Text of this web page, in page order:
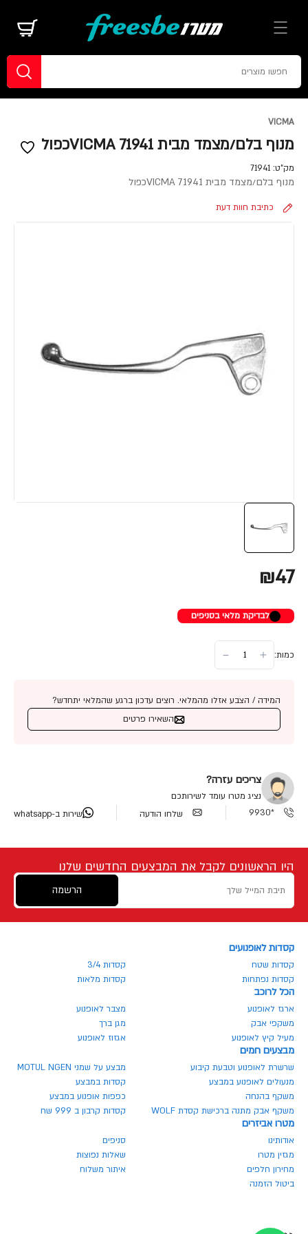
VICMA
מנוף בלם/מצמד מבית VICMA 71941כפול
מק"ט: 71941
מנוף בלם/מצמד מבית VICMA 71941כפול
כתיבת חוות דעת
₪47
לבדיקת מלאי בסניפים
כמות:
המידה / הצבע אזלו מהמלאי. רוצים עדכון ברגע שהמלאי יתחדש?
השאירו פרטים
צריכים עזרה?
נציג מטרו עומד לשירותכם
*9930
שלחו הודעה שירות ב-whatsapp
היו הראשונים לקבל את המבצעים החדשים שלנו
הרשמה
קסדות לאופנועים
קסדות שטח
קסדות 3/4
קסדות נפתחות
קסדות מלאות
הכל לרוכב
ארגז לאופנוע
מצבר לאופנוע
משקפי אבק
מגן ברך
מעיל קיץ לאופנוע
אגזוז לאופנוע
מבצעים חמים
שרשרת לאופנוע וטבעת קיבוע
מבצע על שמני MOTUL NGEN
מנעולים לאופנוע במבצע
קסדות במבצע
משקף בהנחה
כפפות אופנוע במבצע
משקף אבק מתנה ברכישת קסדת WOLF
קסדות קרבון ב 999 שח
מטרו אביזרים
אודותינו
סניפים
מגזין מטרו
שאלות נפוצות
מחירון חלפים
איתור משלוח
ביטול הזמנה